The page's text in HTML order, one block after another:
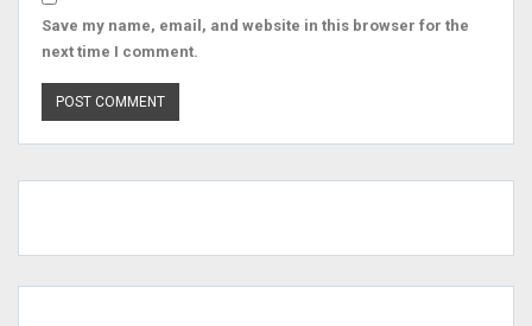
Save my name, email, and website in this browser for the
next time I comment.